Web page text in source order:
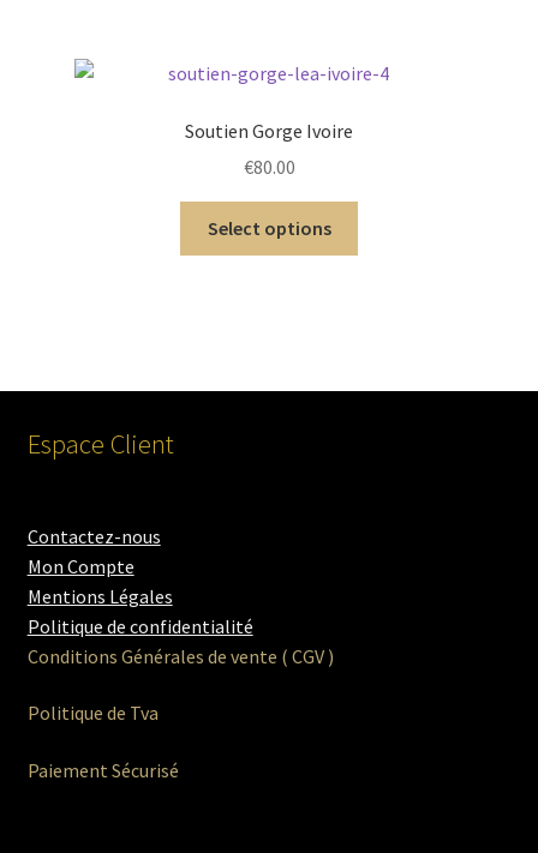
Soutien Gorge Ivoire
€80.00
Select options
Espace Client
Contactez-nous
Mon Compte
Mentions Légales
Politique de confidentialité
Conditions Générales de vente ( CGV )
Politique de Tva
Paiement Sécurisé